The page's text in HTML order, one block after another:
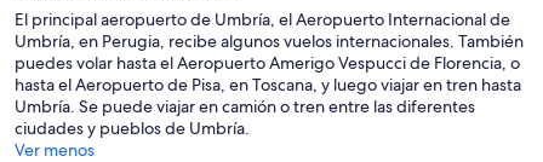
El principal aeropuerto de Umbría, el Aeropuerto Internacional de
Umbría, en Perugia, recibe algunos vuelos internacionales. También
puedes volar hasta el Aeropuerto Amerigo Vespucci de Florencia, o
hasta el Aeropuerto de Pisa, en Toscana, y luego viajar en tren hasta
Umbría. Se puede viajar en camión o tren entre las diferentes
ciudades y pueblos de Umbría.
Ver menos